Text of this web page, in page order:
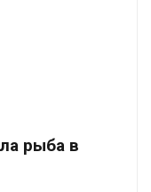
рыба в